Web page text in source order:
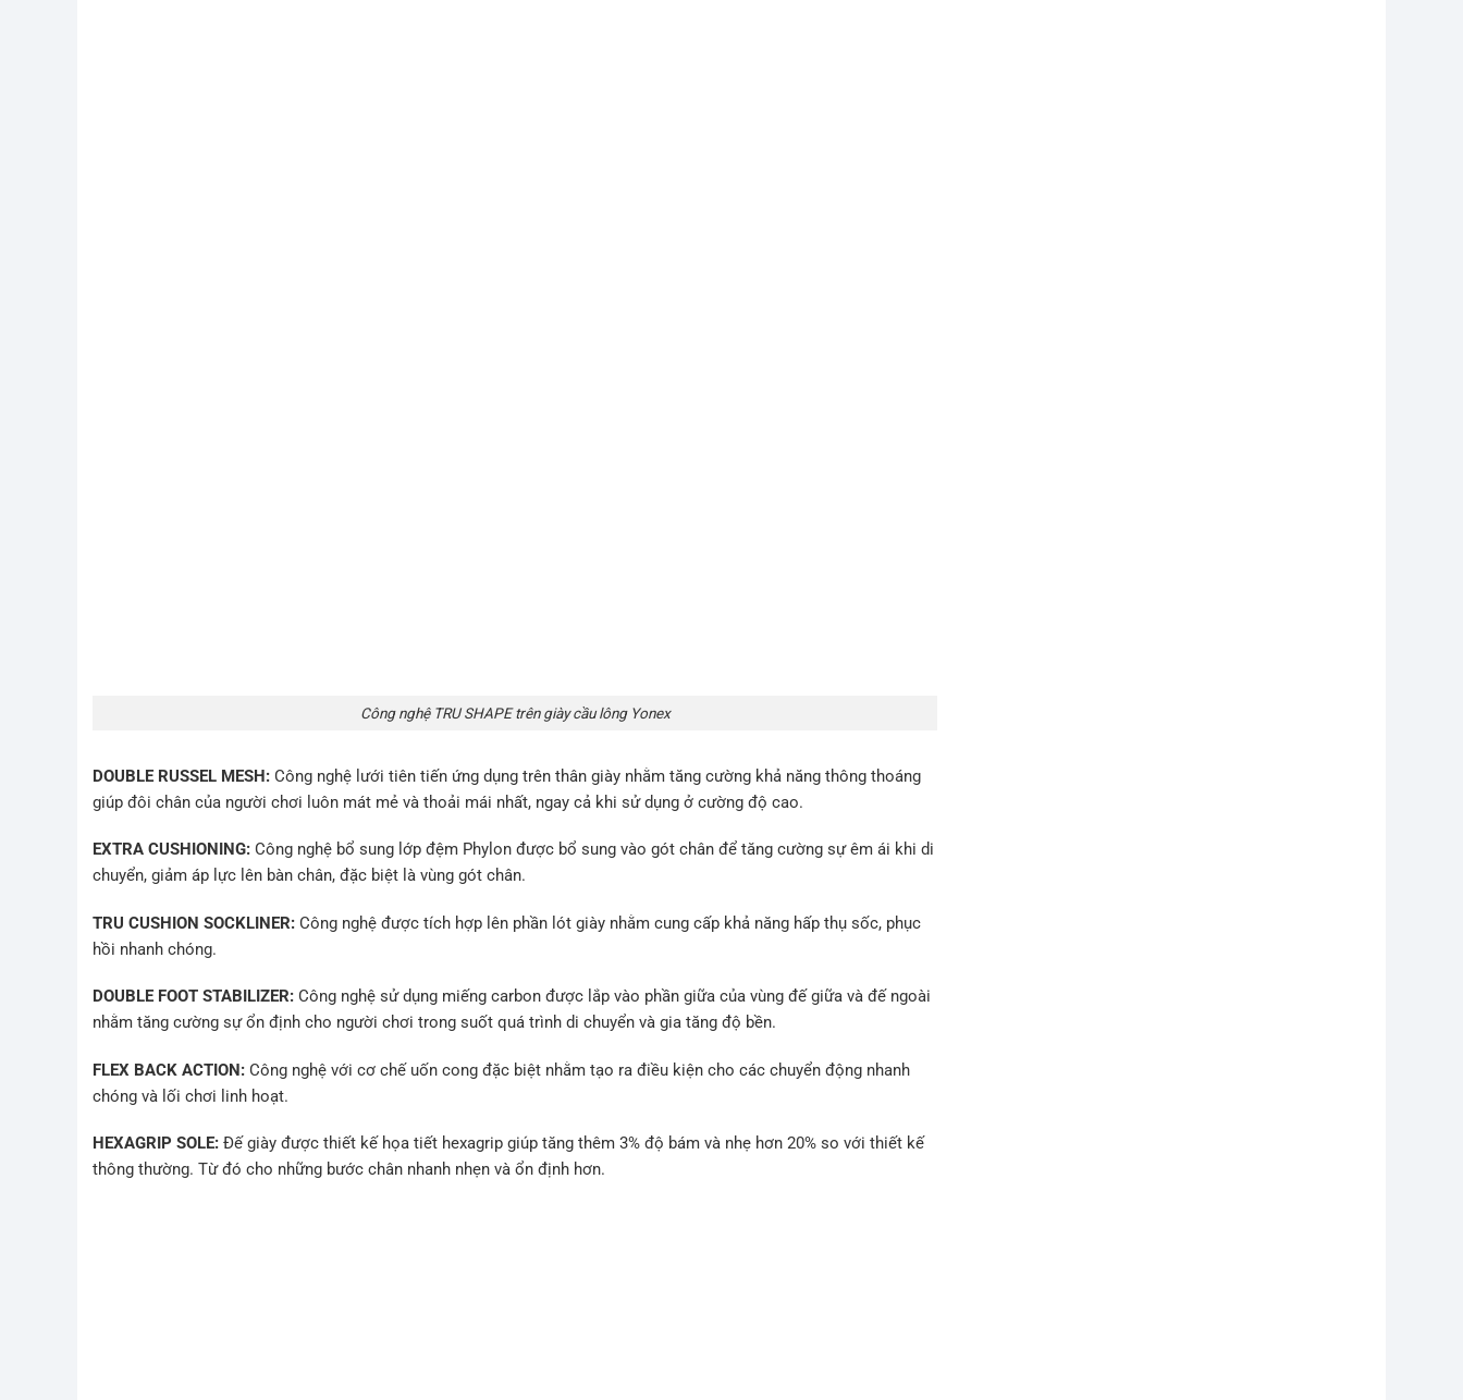
Công nghệ TRU SHAPE trên giày cầu lông Yonex
DOUBLE RUSSEL MESH: Công nghệ lưới tiên tiến ứng dụng trên thân giày nhằm tăng cường khả năng thông thoáng
giúp đôi chân của người chơi luôn mát mẻ và thoải mái nhất, ngay cả khi sử dụng ở cường độ cao.
EXTRA CUSHIONING: Công nghệ bổ sung lớp đệm Phylon được bổ sung vào gót chân để tăng cường sự êm ái khi di
chuyển, giảm áp lực lên bàn chân, đặc biệt là vùng gót chân.
TRU CUSHION SOCKLINER: Công nghệ được tích hợp lên phần lót giày nhằm cung cấp khả năng hấp thụ sốc, phục
hồi nhanh chóng.
DOUBLE FOOT STABILIZER: Công nghệ sử dụng miếng carbon được lắp vào phần giữa của vùng đế giữa và đế ngoài
nhằm tăng cường sự ổn định cho người chơi trong suốt quá trình di chuyển và gia tăng độ bền.
FLEX BACK ACTION: Công nghệ với cơ chế uốn cong đặc biệt nhằm tạo ra điều kiện cho các chuyển động nhanh
chóng và lối chơi linh hoạt.
HEXAGRIP SOLE: Đế giày được thiết kế họa tiết hexagrip giúp tăng thêm 3% độ bám và nhẹ hơn 20% so với thiết kế
thông thường. Từ đó cho những bước chân nhanh nhẹn và ổn định hơn.